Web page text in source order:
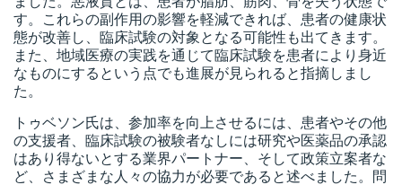
す。これらの副作用の影響を軽減できれば、患者の健康状
態が改善し、臨床試験の対象となる可能性も出てきます。
また、地域医療の実践を通じて臨床試験を患者により身近
なものにするという点でも進展が見られると指摘しまし
た。
トゥベソン氏は、参加率を向上させるには、患者やその他
の支援者、臨床試験の被験者なしには研究や医薬品の承認
はあり得ないとする業界パートナー、そして政策立案者な
ど、さまざまな人々の協力が必要であると述べました。問